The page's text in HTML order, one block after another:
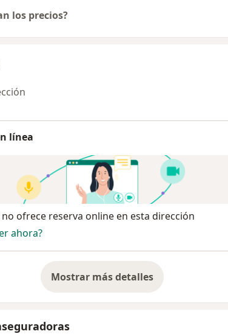
los precios?
línea
no ofrece reserva online en esta dirección
ahora?
Mostrar más detalles
sobre la dirección